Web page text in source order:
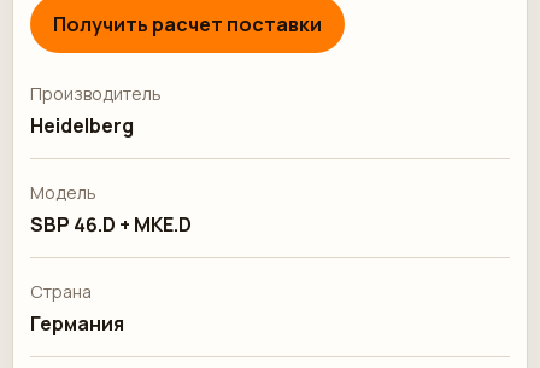
Получить расчет поставки
Производитель
Heidelberg
Модель
SBP 46.D + MKE.D
Страна
Германия